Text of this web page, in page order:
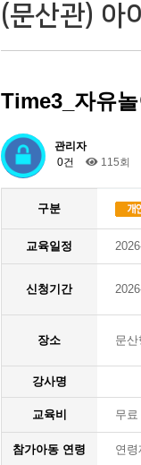
(문산관) 아
Time3_자유
관리자
0건
115회
구분
교육일정
신청기간
장소 문
강사명
교육비 무료
참가아동 연령 연